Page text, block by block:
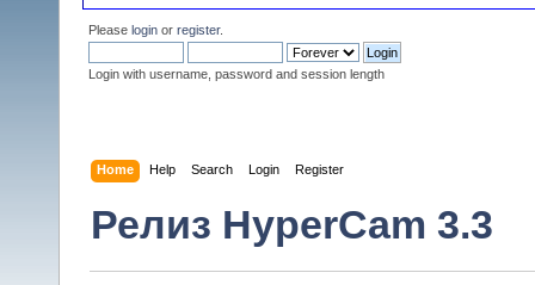
Please login or register.
Login with username, password and session length
Home Help Search Login Register
Релиз HyperCam 3.3